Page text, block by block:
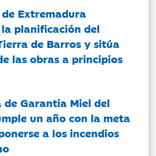
Extremadura
planificación del
de Barros y sitúa
las obras a principios
de Garantía Miel del
un año con la meta
a los incendios